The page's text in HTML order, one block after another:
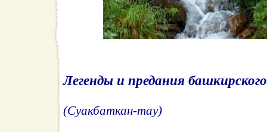
Легенды и предания
(Суакбаткан-тау)